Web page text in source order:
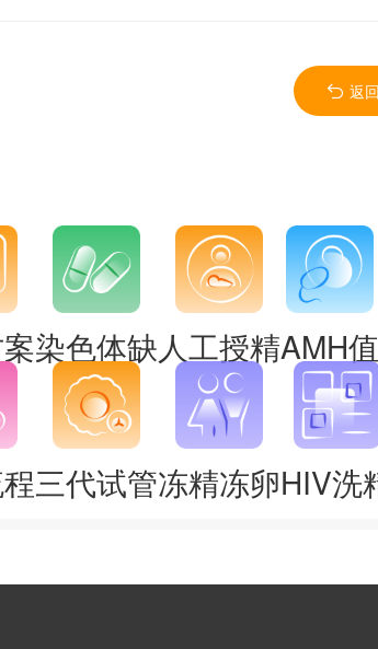
返
染色体缺人工授精AMH值
三代试管冻精冻卵HIV洗